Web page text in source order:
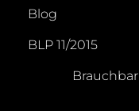
Blog
BLP 11/2015